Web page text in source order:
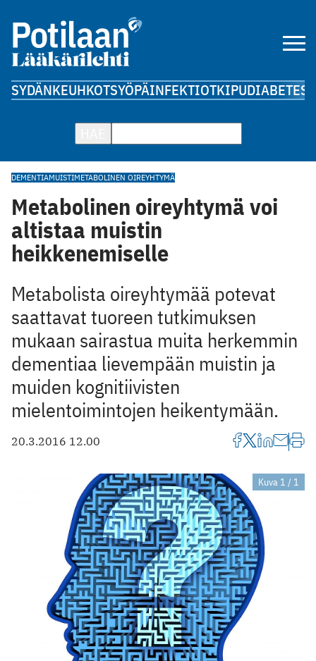
SYDÄNKEUHKOTSYÖPÄINFEKTIOTKIPUDIABETES
DEMENTIAMUISTIMETABOLINEN OIREYHTYMÄ
Metabolinen oireyhtymä voi
altistaa muistin
heikkenemiselle
Metabolista oireyhtymää potevat
saattavat tuoreen tutkimuksen
mukaan sairastua muita herkemmin
dementiaa lievempään muistin ja
muiden kognitiivisten
mielentoimintojen heikentymään.
20.3.2016 12.00
Kuva 1 / 1